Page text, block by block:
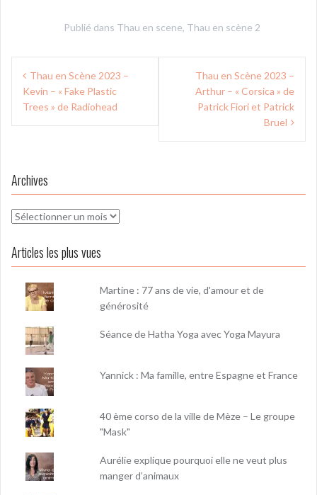
Publié dans Thau en scene, Thau en scène 2
Navigation
de
l’article
Thau en Scène 2023 –
Kevin – « Fake Plastic
Trees » de Radiohead
Thau en Scène 2023 –
Arthur – « Corsica » de
Patrick Fiori et Patrick
Bruel
Archives
Archives
Articles les plus vues
Martine : 77 ans de vie, d'amour et de
générosité
Séance de Hatha Yoga avec Yoga Mayura
Yannick : Ma famille, entre Espagne et France
40 ème corso de la ville de Mèze – Le groupe
"Mask"
Aurélie explique pourquoi elle ne veut plus
manger d’animaux